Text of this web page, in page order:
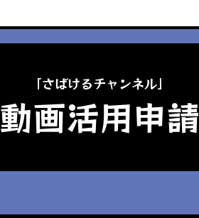
「さばけるチャンネル」
動画活用申請